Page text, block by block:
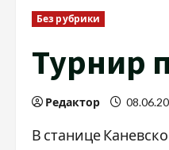
Без рубрики
Турнир
Редактор
В станице